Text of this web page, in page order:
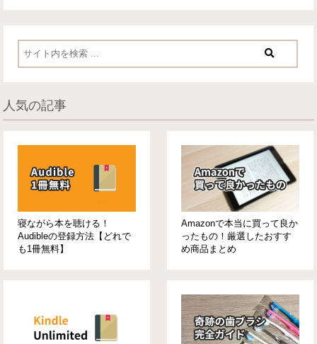
人気の記事
寝ながら本を聴ける！
Audibleの登録方法【どれで
も1冊無料】
Amazonで本当に買って良か
ったもの！厳選したおすす
め商品まとめ